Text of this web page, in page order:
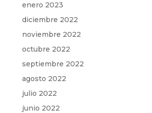
enero 2023
diciembre 2022
noviembre 2022
octubre 2022
septiembre 2022
agosto 2022
julio 2022
junio 2022